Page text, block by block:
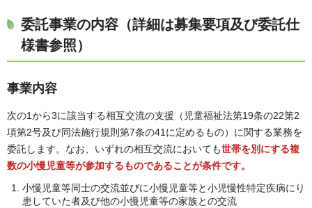
委託事業の内容（詳細は募集要項及び委託仕
様書参照）
事業内容
次の1から3に該当する相互交流の支援（児童福祉法第19条の22第2
項第2号及び同法施行規則第7条の41に定めるもの）に関する業務を
委託します。なお、いずれの相互交流においても世帯を別にする複
数の小慢児童等が参加するものであることが条件です。
小慢児童等同士の交流並びに小慢児童等と小児慢性特定疾病にり
患していた者及び他の小慢児童等の家族との交流